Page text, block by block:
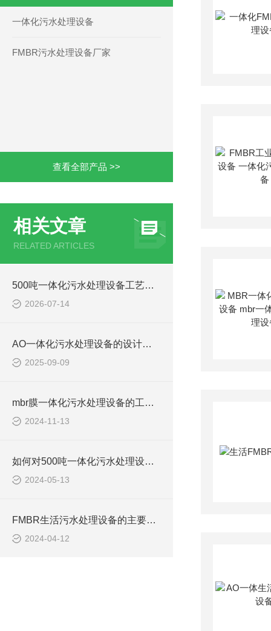
一体化污水处理设备
FMBR污水处理设备厂家
查看全部产品 >>
相关文章
RELATED ARTICLES
500吨一体化污水处理设备工艺原理与运行特点解析
2026-07-14
AO一体化污水处理设备的设计与优化方案
2025-09-09
mbr膜一体化污水处理设备的工作原理解析
2024-11-13
如何对500吨一体化污水处理设备进行日常维护？
2024-05-13
FMBR生活污水处理设备的主要结构特点有哪些？
2024-04-12